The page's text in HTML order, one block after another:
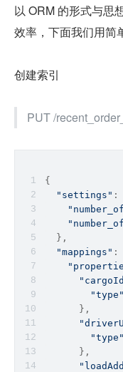
以 ORM 的形式与思
效率，下面我们用简
创建索引
PUT /
{
"settings" :
  },
"mappings" :
"type"
      },
"type"
      },